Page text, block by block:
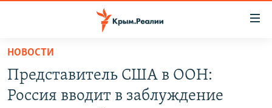
Вернуться
основному
содержанию
СПЕЦПРОЕКТЫ
НОВОСТИ
Представитель США в ООН:
Россия вводит в заблуждение